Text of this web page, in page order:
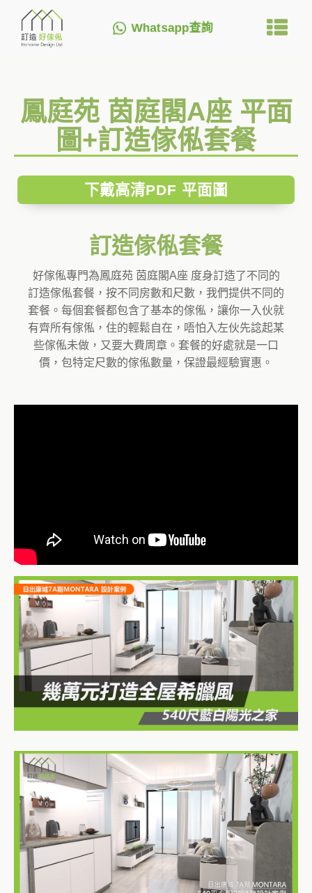
Whatsapp查詢
鳳庭苑 茵庭閣A座 平面
圖+訂造傢俬套餐
下戴高清PDF 平面圖
訂造傢俬套餐
好傢俬專門為鳳庭苑 茵庭閣A座 度身訂造了不同的
訂造傢俬套餐，按不同房數和尺數，我們提供不同的
套餐。每個套餐都包含了基本的傢俬，讓你一入伙就
有齊所有傢俬，住的輕鬆自在，唔怕入左伙先諗起某
些傢俬未做，又要大費周章。套餐的好處就是一口
價，包特定尺數的傢俬數量，保證最經驗實惠。